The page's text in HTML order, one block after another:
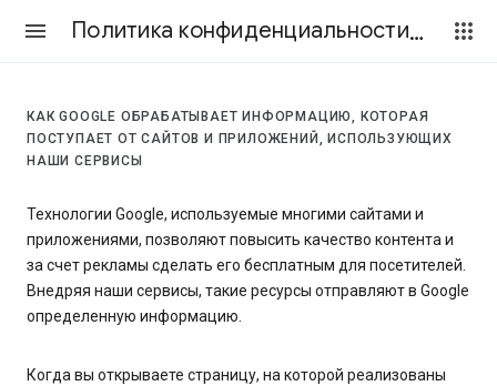
Политика конфиденциальности и Условия использования
КАК GOOGLE ОБРАБАТЫВАЕТ ИНФОРМАЦИЮ, КОТОРАЯ
ПОСТУПАЕТ ОТ САЙТОВ И ПРИЛОЖЕНИЙ, ИСПОЛЬЗУЮЩИХ
НАШИ СЕРВИСЫ
Технологии Google, используемые многими сайтами и
приложениями, позволяют повысить качество контента и
за счет рекламы сделать его бесплатным для посетителей.
Внедряя наши сервисы, такие ресурсы отправляют в Google
определенную информацию.
Когда вы открываете страницу, на которой реализованы